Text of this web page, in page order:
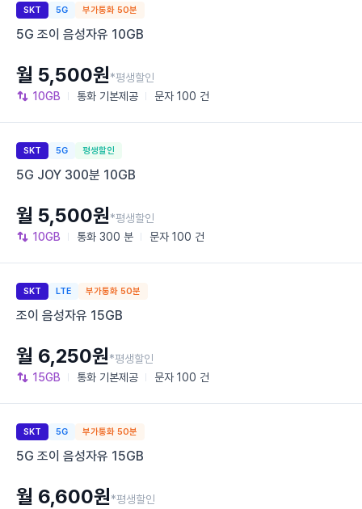
SKT 5G 부가통화 50분
5G 조이 음성자유 10GB
10GB 통화 기본제공 문자 100 건
월 5,500원*평생할인
SKT 5G 평생할인
5G JOY 300분 10GB
10GB 통화 300 분 문자 100 건
월 5,500원*평생할인
SKT LTE 부가통화 50분
조이 음성자유 15GB
15GB 통화 기본제공 문자 100 건
월 6,250원*평생할인
SKT 5G 부가통화 50분
5G 조이 음성자유 15GB
월 6,600원*평생할인